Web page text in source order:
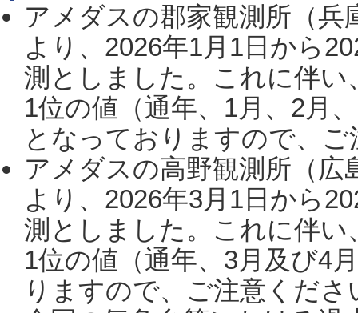
アメダスの郡家観測所（
より、2026年1月1日から
測としました。これに伴い
1位の値（通年、1月、2月
となっておりますので、
アメダスの高野観測所（
より、2026年3月1日から
測としました。これに伴い
1位の値（通年、3月及び4
りますので、ご注意くだ